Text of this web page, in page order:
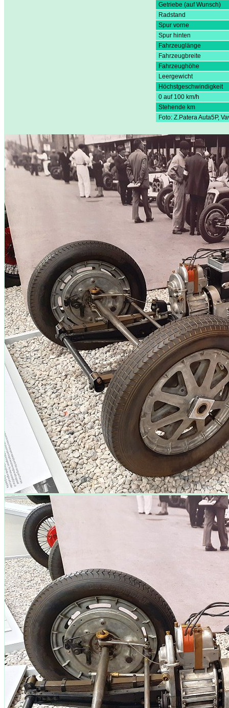
Getriebe (auf Wunsch)
Radstand
Spur vorne
Spur hinten
Fahrzeuglänge
Fahrzeugbreite
Fahrzeughöhe
Leergewicht
Höchstgeschwindigkeit
0 auf 100 km/h
Stehende km
Foto: Z.Patera Auta5P,